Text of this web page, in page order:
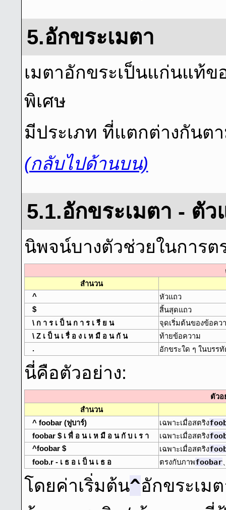
5.อักขระเมตา
เมตาอักขระเป็นแก่นแท้
พิเศษ
มีประเภท ที่แตกต่างกันต
(กลับไปด้านบน)
5.1.อักขระเมตา - ตั
นิพจน์บางตัวช่วยในการต
สํานวน
^
หัวแถว
$
สิ้นสุดแถว
\ ก า ร เ ป็ น ก า ร เ รี ย น
จุดเริ่มต้นของข้อคว
\ Z เ ป็ น เ รื่ อ ง เ ห มื อ น กั น
ท้ายข้อความ
.
อักขระใด ๆ ในบรร
นี่คือตัวอย่าง:
ตัวอ
สํานวน
^ foobar (ฟูบาร์)
เฉพาะเมื่อสตริง
foobar $ เ พื่ อ น เ ห มื อ น กั บ เ ร า เฉพาะเมื่อสตริง
^foobar $ เฉพาะเมื่อสตริง
foob.r - เ ธ อ เ ป็ น เ ธ อ ตรงกับภาพfoobar
โดยค่าเริ่มต้น^อักขระเม